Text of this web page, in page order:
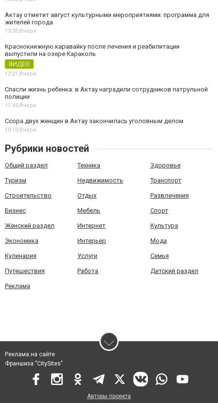
Актау отметит август культурными мероприятиями: программа для
жителей города
13:35,Вчера
Краснокнижную каравайку после лечения и реабилитации
выпустили на озере Караколь
ВИДЕО
12:21,Вчера
Спасли жизнь ребенка: в Актау наградили сотрудников патрульной
полиции
11:45,Вчера
Ссора двух женщин в Актау закончилась уголовным делом
10:10,Вчера
Рубрики новостей
Общий раздел Техника Здоровье
Туризм Недвижимость Транспорт
Строительство Отдых Развлечения
Бизнес Мебель Спорт
Женский раздел Интернет Культура
Экономика Интерьер Мода
Кулинария Услуги Семья
Путешествия Работа Детский раздел
Реклама
Реклама на сайте
Франшиза "CitySites"
Авторы проекта